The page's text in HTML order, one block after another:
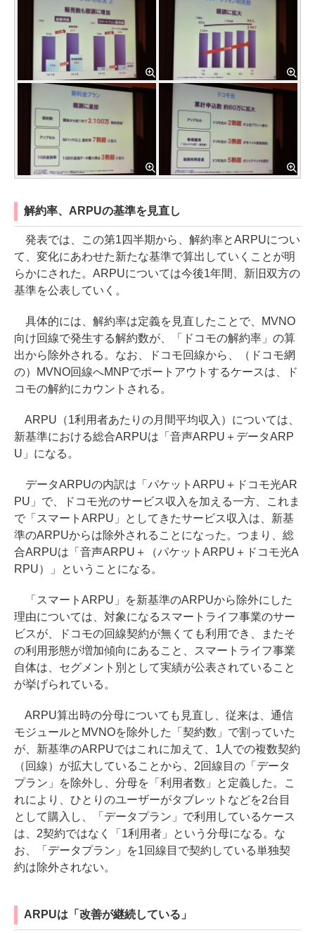
解約率、ARPUの基準を見直し
発表では、この第1四半期から、解約率とARPUについ
て、変化にあわせた新たな基準で算出していくことが明
らかにされた。ARPUについては今後1年間、新旧双方の
基準を公表していく。
具体的には、解約率は定義を見直したことで、MVNO
向け回線で発生する解約数が、「ドコモの解約率」の算
出から除外される。なお、ドコモ回線から、（ドコモ網
の）MVNO回線へMNPでポートアウトするケースは、ド
コモの解約にカウントされる。
ARPU（1利用者あたりの月間平均収入）については、
新基準における総合ARPUは「音声ARPU＋データARP
U」になる。
データARPUの内訳は「パケットARPU＋ドコモ光AR
PU」で、ドコモ光のサービス収入を加える一方、これま
で「スマートARPU」としてきたサービス収入は、新基
準のARPUからは除外されることになった。つまり、総
合ARPUは「音声ARPU＋（パケットARPU＋ドコモ光A
RPU）」ということになる。
「スマートARPU」を新基準のARPUから除外にした
理由については、対象になるスマートライフ事業のサー
ビスが、ドコモの回線契約が無くても利用でき、またそ
の利用形態が増加傾向にあること、スマートライフ事業
自体は、セグメント別として実績が公表されていること
が挙げられている。
ARPU算出時の分母についても見直し、従来は、通信
モジュールとMVNOを除外した「契約数」で割っていた
が、新基準のARPUではこれに加えて、1人での複数契約
（回線）が拡大していることから、2回線目の「データ
プラン」を除外し、分母を「利用者数」と定義した。こ
れにより、ひとりのユーザーがタブレットなどを2台目
として購入し、「データプラン」で利用しているケース
は、2契約ではなく「1利用者」という分母になる。な
お、「データプラン」を1回線目で契約している単独契
約は除外されない。
ARPUは「改善が継続している」